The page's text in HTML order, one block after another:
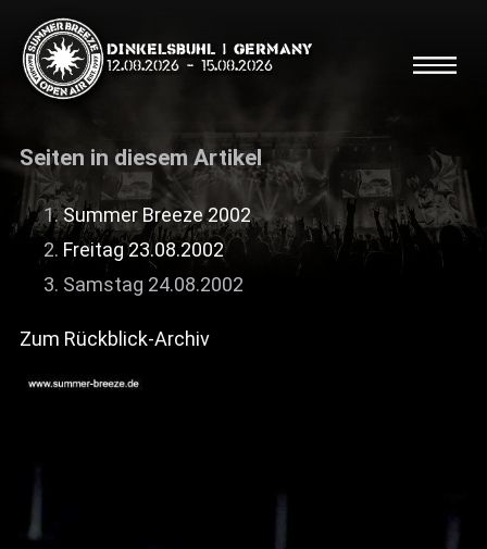
Dinkelsbühl | Germany
12.08.2026 - 15.08.2026
Suche
Shop
Line Up
News
Seiten in diesem Artikel
Summer Breeze 2002
Freitag 23.08.2002
Samstag 24.08.2002
Zum Rückblick-Archiv